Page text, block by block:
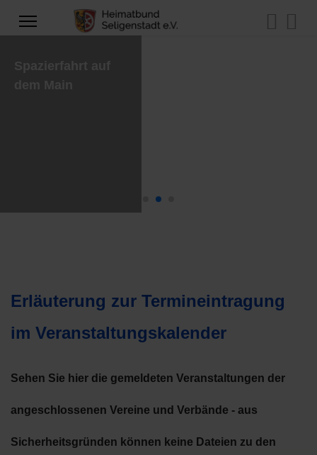
Erläuterung zur Termineintragung
im Veranstaltungskalender
Sehen Sie hier die gemeldeten Veranstaltungen der
angeschlossenen Vereine und Verbände - aus
Sicherheitsgründen können keine Dateien zu den